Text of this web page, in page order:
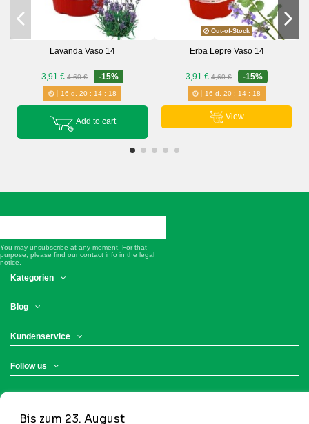
Lavanda Vaso 14
3,91 € 4,60 € -15%
16 d. 20: 14: 18
Add to cart
Out-of-Stock
Erba Lepre Vaso 14
3,91 € 4,60 € -15%
16 d. 20: 14: 18
View
You may unsubscribe at any moment. For that
purpose, please find our contact info in the legal
notice.
Kategorien
Blog
Kundenservice
Follow us